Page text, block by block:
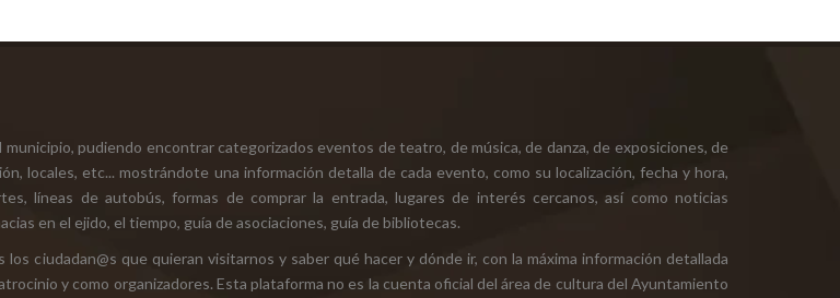
pudiendo encontrar categorizados eventos de teatro, de música, de danza, de exposiciones, de
locales, etc... mostrándote una información detalla de cada evento, como su localización, fecha y hora,
líneas de autobús, formas de comprar la entrada, lugares de interés cercanos, así como noticias
en el ejido, el tiempo, guía de asociaciones, guía de bibliotecas.
ciudadan@s que quieran visitarnos y saber qué hacer y dónde ir, con la máxima información detallada
y como organizadores. Esta plataforma no es la cuenta oficial del área de cultura del Ayuntamiento